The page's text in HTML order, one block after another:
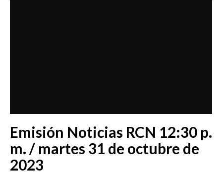
Emisión Noticias RCN 12:30 p.
m. / martes 31 de octubre de
2023